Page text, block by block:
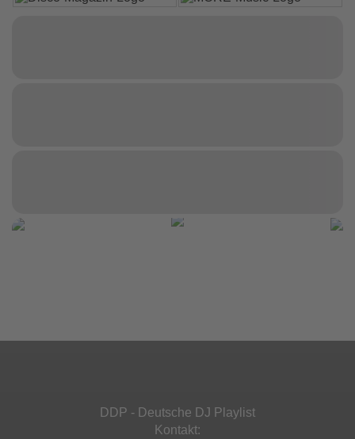
DDP - Deutsche DJ Playlist
Kontakt: